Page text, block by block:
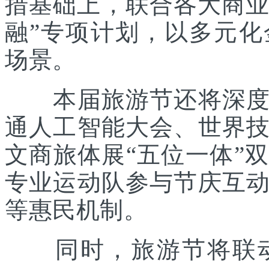
融”专项计划，以多元
场景。
本届旅游节还将深度
通人工智能大会、世界
文商旅体展“五位一体”
专业运动队参与节庆互
等惠民机制。
同时，旅游节将联